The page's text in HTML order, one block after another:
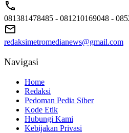
081381478485 - 081210169048 -
redaksimetromedianews@gmail.com
Navigasi
Home
Redaksi
Pedoman Pedia Siber
Kode Etik
Hubungi Kami
Kebijakan Privasi